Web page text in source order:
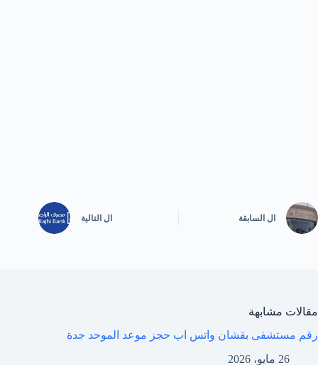
ال السابقة ال التالية
مقالات مشابهة
رقم مستشفى بقشان واتس اب حجز موعد الموحد جدة
26 مايو، 2026